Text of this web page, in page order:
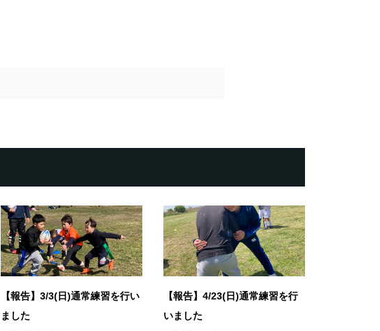
【報告】3/3(日)通常練習を行い
ました
【報告】4/23(日)通常練習を行
いました